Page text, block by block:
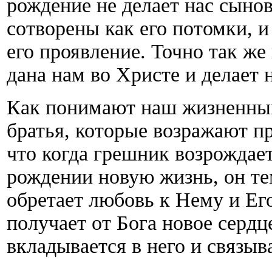
рождение не делает нас
сотворены как его потомки,
его проявление. Точно так
дана нам во Христе и
Как понимают наш
братья, которые возражают
что когда грешник
рождении новую жизнь, он
обретает любовь к Нему и
получает от Бога новое
вкладывается в него и